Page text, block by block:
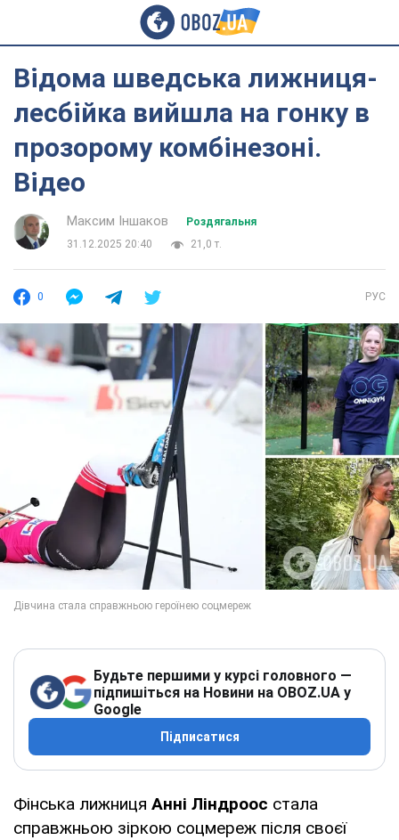
Відома шведська лижниця-
лесбійка вийшла на гонку в
прозорому комбінезоні.
Відео
Максим Іншаков
Роздягальня
31.12.2025 20:40
21,0 т.
0 РУС
Будьте першими у курсі головного —
підпишіться на Новини на OBOZ.UA у
Google
Підписатися
Фінська лижниця Анні Ліндроос стала
справжньою зіркою соцмереж після своєї